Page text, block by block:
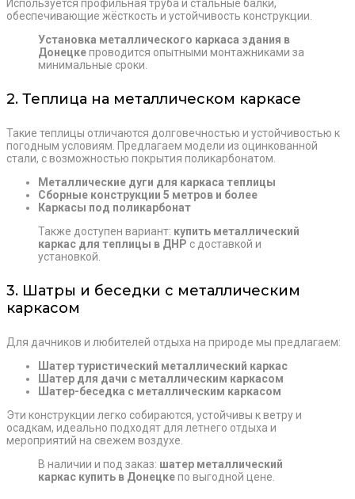
Используется профильная труба и стальные балки,
обеспечивающие жёсткость и устойчивость конструкции.
Установка металлического каркаса здания в
Донецкепроводится опытными монтажниками за
минимальные сроки.
2. Теплица на металлическом каркасе
Такие теплицы отличаются долговечностью и устойчивостью к
погодным условиям. Предлагаем модели из оцинкованной
стали, с возможностью покрытия поликарбонатом.
Металлические дуги для каркаса теплицы
Сборные конструкции 5 метров и более
Каркасы под поликарбонат
Также доступен вариант: купить металлический
каркас для теплицы в ДНР с доставкой и
установкой.
3. Шатры и беседки с металлическим
каркасом
Для дачников и любителей отдыха на природе мы предлагаем:
Шатер туристический металлический каркас
Шатер для дачи с металлическим каркасом
Шатер-беседка с металлическим каркасом
Эти конструкции легко собираются, устойчивы к ветру и
осадкам, идеально подходят для летнего отдыха и
мероприятий на свежем воздухе.
В наличии и под заказ: шатер металлический
каркас купить в Донецкепо выгодной цене.